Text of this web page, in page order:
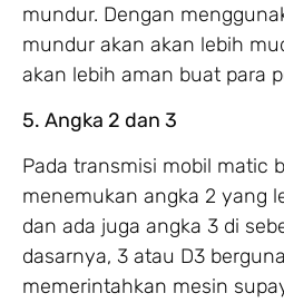
mundur. Dengan
mundur akan akan lebih
akan lebih aman buat para
5. Angka 2 dan 3
Pada transmisi mobil matic
menemukan angka 2 yang
dan ada juga angka 3 di
dasarnya, 3 atau D3
memerintahkan mesin